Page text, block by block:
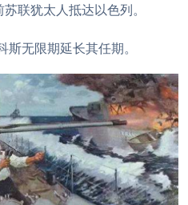
联犹太人抵达以色列。
无限期延长其任期。